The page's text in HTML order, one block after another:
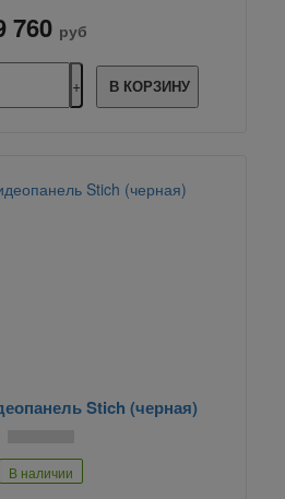
760 руб
В КОРЗИНУ
Stich (черная)
В наличии